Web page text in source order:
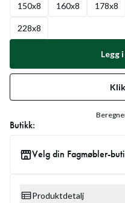
150x8 160x8 178x8
228x8
Legg
Butikk:
Velg din Fagmøbler-
Produktdetalj